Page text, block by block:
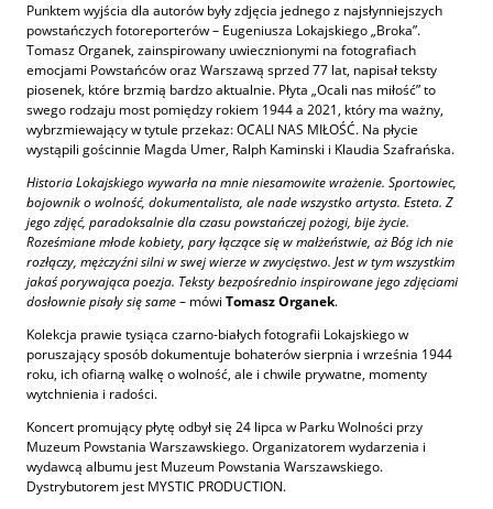
Punktem wyjścia dla autorów były zdjęcia jednego z najsłynniejszych
powstańczych fotoreporterów – Eugeniusza Lokajskiego „Broka”.
Tomasz Organek, zainspirowany uwiecznionymi na fotografiach
emocjami Powstańców oraz Warszawą sprzed 77 lat, napisał teksty
piosenek, które brzmią bardzo aktualnie. Płyta „Ocali nas miłość” to
swego rodzaju most pomiędzy rokiem 1944 a 2021, który ma ważny,
wybrzmiewający w tytule przekaz: OCALI NAS MIŁOŚĆ. Na płycie
wystąpili gościnnie Magda Umer, Ralph Kaminski i Klaudia Szafrańska.
Historia Lokajskiego wywarła na mnie niesamowite wrażenie. Sportowiec,
bojownik o wolność, dokumentalista, ale nade wszystko artysta. Esteta. Z
jego zdjęć, paradoksalnie dla czasu powstańczej pożogi, bije życie.
Roześmiane młode kobiety, pary łączące się w małżeństwie, aż Bóg ich nie
rozłączy, mężczyźni silni w swej wierze w zwycięstwo. Jest w tym wszystkim
jakaś porywająca poezja. Teksty bezpośrednio inspirowane jego zdjęciami
dosłownie pisały się same– mówi Tomasz Organek.
Kolekcja prawie tysiąca czarno-białych fotografii Lokajskiego w
poruszający sposób dokumentuje bohaterów sierpnia i września 1944
roku, ich ofiarną walkę o wolność, ale i chwile prywatne, momenty
wytchnienia i radości.
Koncert promujący płytę odbył się 24 lipca w Parku Wolności przy
Muzeum Powstania Warszawskiego. Organizatorem wydarzenia i
wydawcą albumu jest Muzeum Powstania Warszawskiego.
Dystrybutorem jest MYSTIC PRODUCTION.